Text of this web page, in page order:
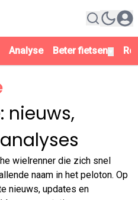
Analyse Beter fietsen
nieuws,
wielrenner die zich snel
naam in het peloton. Op
nieuws, updates en